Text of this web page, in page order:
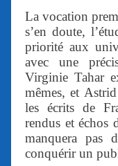
La vocation
s’en doute,
priorité aux
avec une
Virginie Tahar
mêmes, et
les écrits de
rendus et échos
manquera pas
conquérir un